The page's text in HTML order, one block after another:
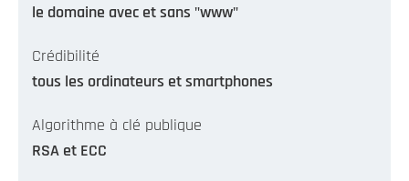
le domaine avec et sans "www"
Crédibilité
tous les ordinateurs et smartphones
Algorithme à clé publique
RSA et ECC